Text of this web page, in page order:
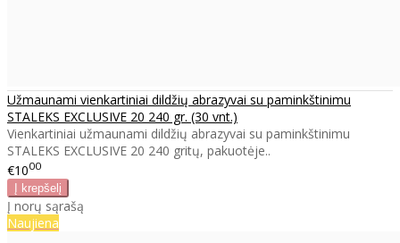
Užmaunami vienkartiniai dildžių abrazyvai su paminkštinimu
STALEKS EXCLUSIVE 20 240 gr. (30 vnt.)
Vienkartiniai užmaunami dildžių abrazyvai su paminkštinimu
STALEKS EXCLUSIVE 20 240 gritų, pakuotėje..
€1000
Į norų sąrašą
Naujiena